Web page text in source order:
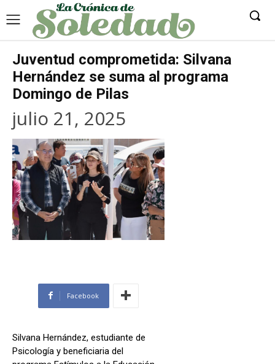
Juventud comprometida: Silvana
Hernández se suma al programa
Domingo de Pilas
julio 21, 2025
Facebook
Silvana Hernández, estudiante de
Psicología y beneficiaria del